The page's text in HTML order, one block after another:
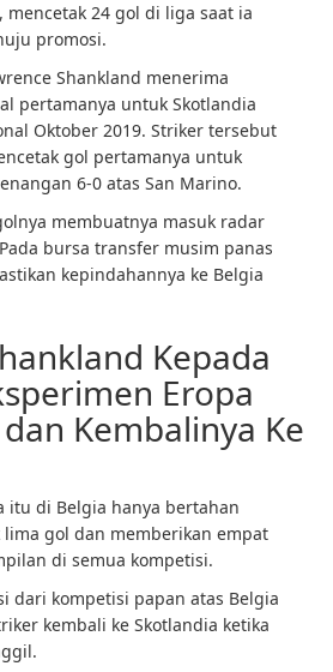
24 gol di liga saat ia
promosi.
Shankland menerima
pertamanya untuk Skotlandia
Oktober 2019. Striker tersebut
gol pertamanya untuk
6-0 atas San Marino.
membuatnya masuk radar
bursa transfer musim panas
kepindahannya ke Belgia
Kepada
Eropa
Kembalinya Ke
itu di Belgia hanya bertahan
gol dan memberikan empat
di semua kompetisi.
dari kompetisi papan atas Belgia
kembali ke Skotlandia ketika